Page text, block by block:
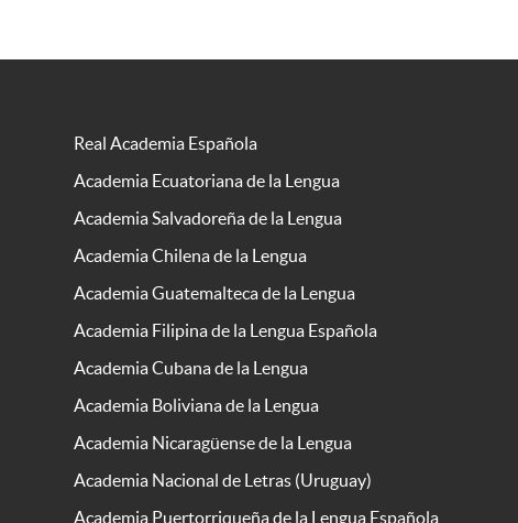
Real Academia Española
Academia Ecuatoriana de la Lengua
Academia Salvadoreña de la Lengua
Academia Chilena de la Lengua
Academia Guatemalteca de la Lengua
Academia Filipina de la Lengua Española
Academia Cubana de la Lengua
Academia Boliviana de la Lengua
Academia Nicaragüense de la Lengua
Academia Nacional de Letras (Uruguay)
Academia Puertorriqueña de la Lengua Española